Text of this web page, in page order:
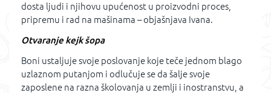
dosta ljudi i njihovu upućenost u proizvodni proces,
pripremu i rad na mašinama – objašnjava Ivana.
Otvaranje kejk šopa
Boni ustaljuje svoje poslovanje koje teče jednom blago
uzlaznom putanjom i odlučuje se da šalje svoje
zaposlene na razna školovanja u zemlji i inostranstvu, a